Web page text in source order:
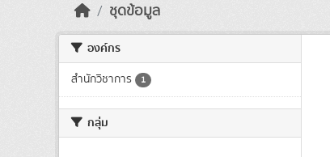
ชุดข้อมูล
องค์กร
สำนักวิชาการ 1
กลุ่ม